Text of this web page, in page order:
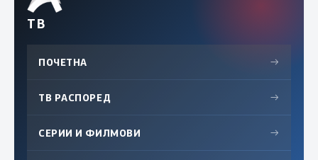
ТВ
ПОЧЕТНА →
ТВ РАСПОРЕД →
СЕРИИ И ФИЛМОВИ →